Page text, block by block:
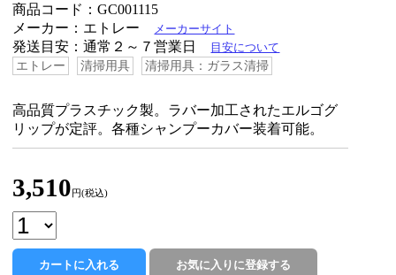
商品コード：GC001115
メーカー：エトレー
メーカーサイト
発送目安：通常２～７営業日 目安について
エトレー 清掃用具 清掃用具：ガラス清掃
高品質プラスチック製。ラバー加工されたエルゴグ
リップが定評。各種シャンプーカバー装着可能。
3,510 円(税込)